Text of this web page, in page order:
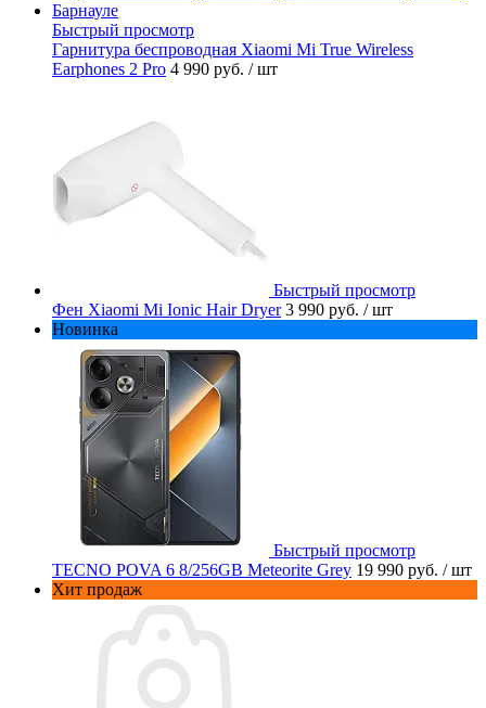
Быстрый просмотр
Гарнитура беспроводная Xiaomi Mi True Wireless
Earphones 2 Pro 4 990 руб. / шт
Быстрый просмотр
Фен Xiaomi Mi Ionic Hair Dryer 3 990 руб. / шт
Новинка
Быстрый просмотр
TECNO POVA 6 8/256GB Meteorite Grey 19 990 руб. / шт
Хит продаж